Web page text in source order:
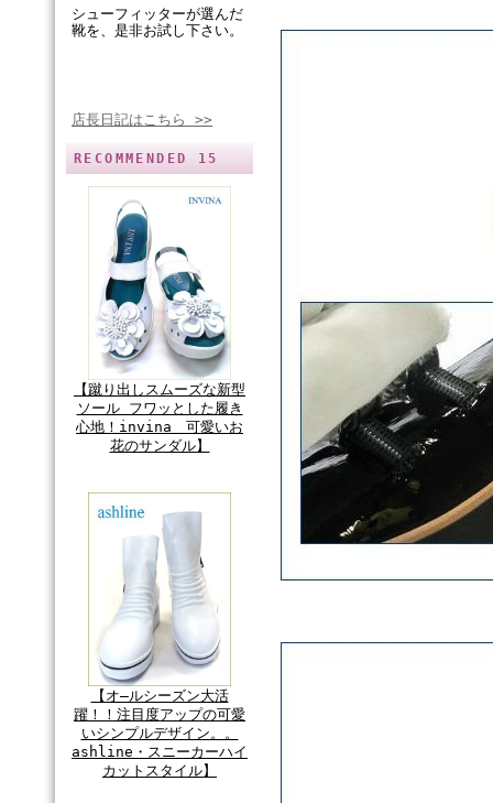
シューフィッターが選んだ
靴を、是非お試し下さい。
店長日記はこちら >>
RECOMMENDED 15
【蹴り出しスムーズな新型
ソール フワッとした履き
心地！invina 可愛いお
花のサンダル】
【オ―ルシーズン大活
躍！！注目度アップの可愛
いシンプルデザイン。。
ashline・スニーカーハイ
カットスタイル】